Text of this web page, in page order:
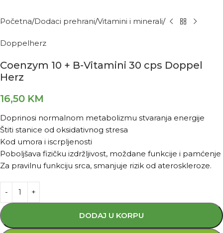
Početna Dodaci prehrani Vitamini i minerali
Doppelherz
Coenzym 10 + B-Vitamini 30 cps Doppel
Herz
16,50 KM
Doprinosi normalnom metabolizmu stvaranja energije
Štiti stanice od oksidativnog stresa
Kod umora i iscrpljenosti
Poboljšava fizičku izdržljivost, moždane funkcije i pamćenje
Za pravilnu funkciju srca, smanjuje rizik od ateroskleroze.
DODAJ U KORPU